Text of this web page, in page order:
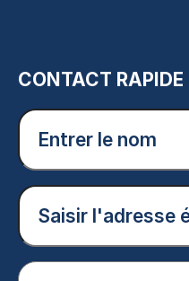
CONTACT RAPIDE
Entrer
nom
(Nécessaire)
Courriel
(Nécessaire)
Entrer